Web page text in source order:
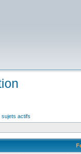
sujets actifs